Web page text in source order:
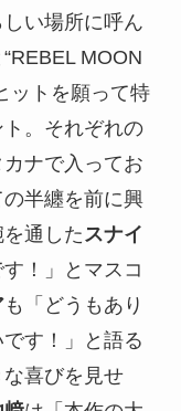
い場所に呼ん
MOON
ットを願って特
。それぞれの
ナで入ってお
半纏を前に興
通したスナイ
！」とマスコ
も「どうもあり
す！」と語る
喜びを見せ